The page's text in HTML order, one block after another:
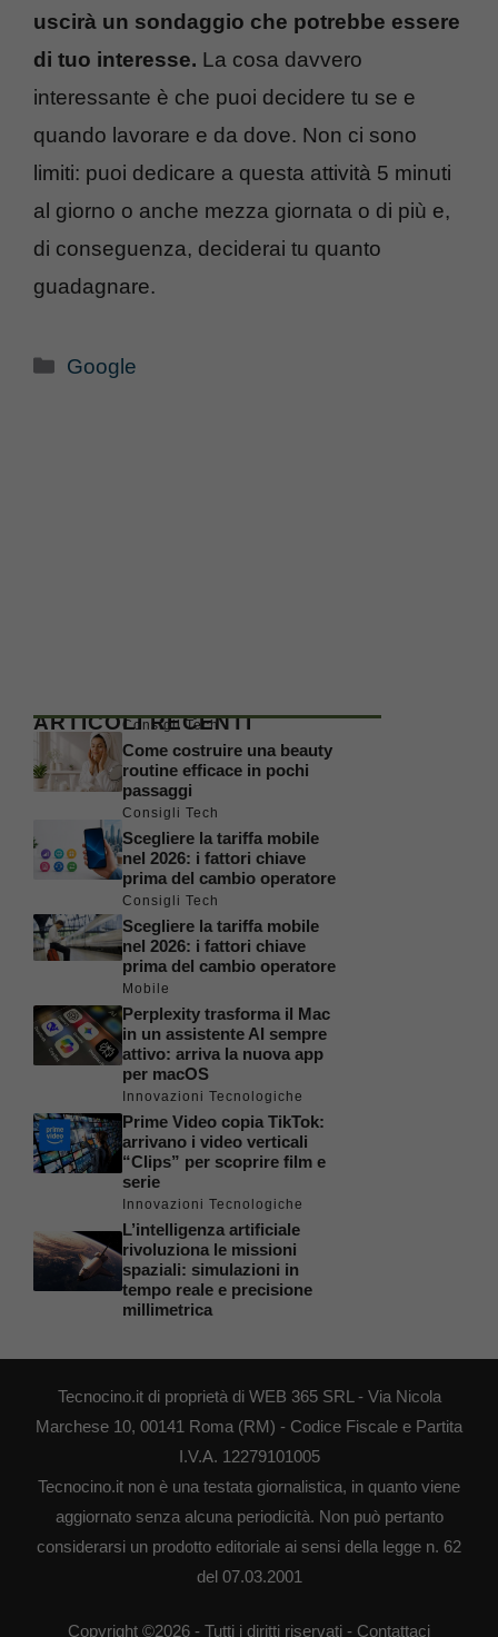
uscirà un sondaggio che potrebbe essere
di tuo interesse. La cosa davvero
interessante è che puoi decidere tu se e
quando lavorare e da dove. Non ci sono
limiti: puoi dedicare a questa attività 5 minuti
al giorno o anche mezza giornata o di più e,
di conseguenza, deciderai tu quanto
guadagnare.
Categorie
Google
ARTICOLI RECENTI
Consigli Tech
Come costruire una beauty
routine efficace in pochi
passaggi
Consigli Tech
Scegliere la tariffa mobile
nel 2026: i fattori chiave
prima del cambio operatore
Consigli Tech
Scegliere la tariffa mobile
nel 2026: i fattori chiave
prima del cambio operatore
Mobile
Perplexity trasforma il Mac
in un assistente AI sempre
attivo: arriva la nuova app
per macOS
Innovazioni Tecnologiche
Prime Video copia TikTok:
arrivano i video verticali
“Clips” per scoprire film e
serie
Innovazioni Tecnologiche
L’intelligenza artificiale
rivoluziona le missioni
spaziali: simulazioni in
tempo reale e precisione
millimetrica
Tecnocino.it di proprietà di WEB 365 SRL - Via Nicola
Marchese 10, 00141 Roma (RM) - Codice Fiscale e Partita
I.V.A. 12279101005
Tecnocino.it non è una testata giornalistica, in quanto viene
aggiornato senza alcuna periodicità. Non può pertanto
considerarsi un prodotto editoriale ai sensi della legge n. 62
del 07.03.2001
Copyright ©2026 - Tutti i diritti riservati - Contattaci